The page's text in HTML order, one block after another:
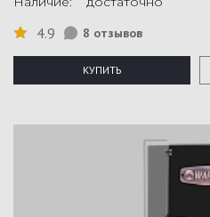
4.9 8 отзывов
КУПИТЬ